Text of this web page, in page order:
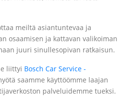
meiltä asiantuntevaa ja
osaamisen ja kattavan valikoiman
juuri sinullesopivan ratkaisun.
liittyi Bosch Car Service -
saamme käyttöömme laajan
palveluidemme tueksi.